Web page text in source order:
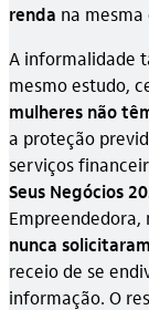
renda na mesma
A informalidade
mesmo estudo,
mulheres não
a proteção
serviços
Seus Negócios
Empreendedora,
nunca
receio de se
informação. O